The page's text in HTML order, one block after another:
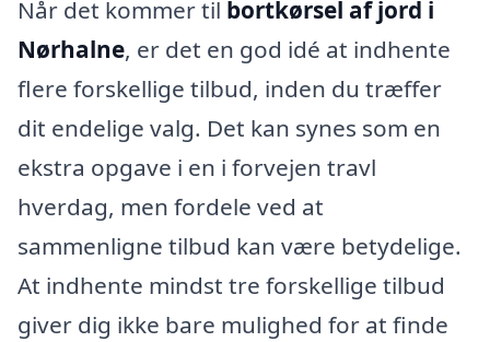
Når det kommer til bortkørsel af jord i
Nørhalne, er det en god idé at indhente
flere forskellige tilbud, inden du træffer
dit endelige valg. Det kan synes som en
ekstra opgave i en i forvejen travl
hverdag, men fordele ved at
sammenligne tilbud kan være betydelige.
At indhente mindst tre forskellige tilbud
giver dig ikke bare mulighed for at finde